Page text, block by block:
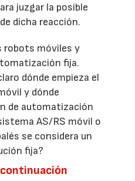
juzgar la posible
dicha reacción.
robots móviles y
fija.
dónde empieza el
y dónde
de automatización
AS/RS móvil o
se considera un
fija?
continuación